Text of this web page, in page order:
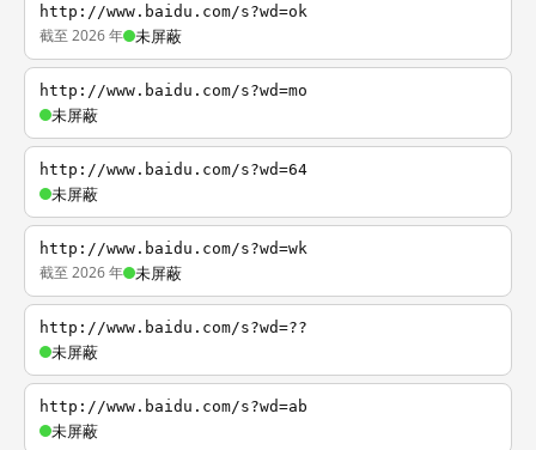
http://www.baidu.com/s?wd=ok
截至 2026 年 未屏蔽
http://www.baidu.com/s?wd=mo
未屏蔽
http://www.baidu.com/s?wd=64
未屏蔽
http://www.baidu.com/s?wd=wk
截至 2026 年 未屏蔽
http://www.baidu.com/s?wd=??
未屏蔽
http://www.baidu.com/s?wd=ab
未屏蔽